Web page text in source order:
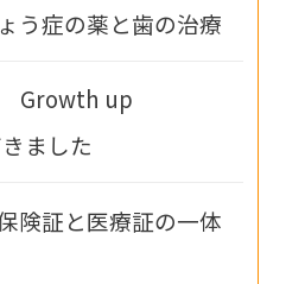
う症の薬と歯の治療
Growth up
ました
険証と医療証の一体